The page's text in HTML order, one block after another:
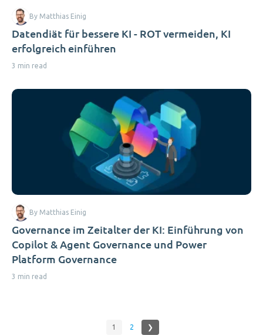
Datendiät für bessere KI - ROT vermeiden, KI
erfolgreich einführen
3 min read
By Matthias Einig
Governance im Zeitalter der KI: Einführung von
Copilot & Agent Governance und Power
Platform Governance
3 min read
By Matthias Einig
1 2 ❯